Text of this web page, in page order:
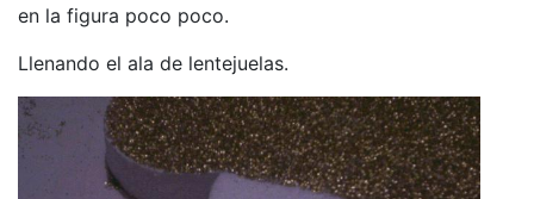
en la figura poco poco.
Llenando el ala de lentejuelas.